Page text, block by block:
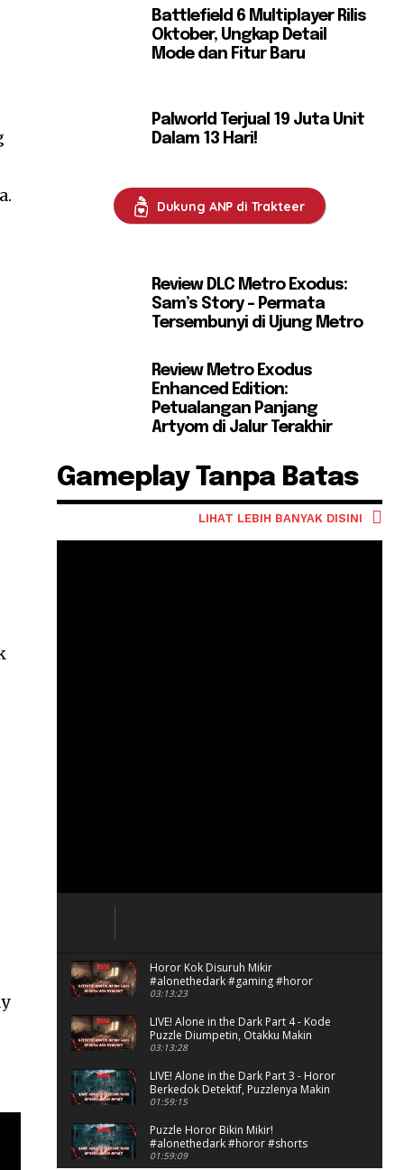
Battlefield 6 Multiplayer Rilis
Oktober, Ungkap Detail
Mode dan Fitur Baru
Palworld Terjual 19 Juta Unit
Dalam 13 Hari!
Dukung ANP di Trakteer
Review DLC Metro Exodus:
Sam’s Story – Permata
Tersembunyi di Ujung Metro
Review Metro Exodus
Enhanced Edition:
Petualangan Panjang
Artyom di Jalur Terakhir
Gameplay Tanpa Batas
LIHAT LEBIH BANYAK DISINI
Horor Kok Disuruh Mikir
#alonethedark #gaming #horor
03:13:23
LIVE! Alone in the Dark Part 4 - Kode
Puzzle Diumpetin, Otakku Makin
Kacau!
03:13:28
LIVE! Alone in the Dark Part 3 - Horor
Berkedok Detektif, Puzzlenya Makin
Bikin Mikir?
01:59:15
Puzzle Horor Bikin Mikir!
#alonethedark #horor #shorts
01:59:09